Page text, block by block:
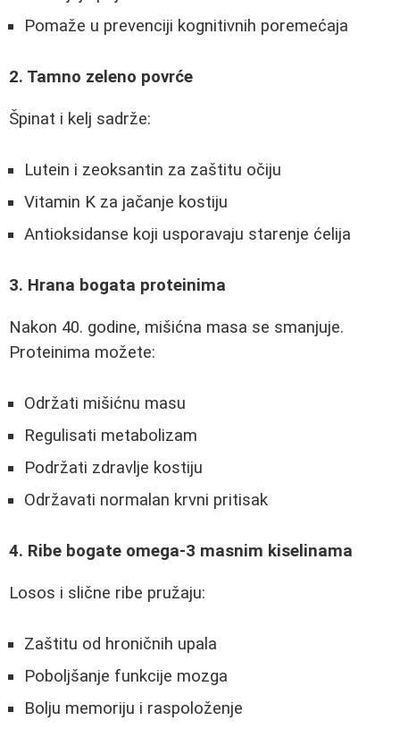
Pomaže u prevenciji kognitivnih poremećaja
2. Tamno zeleno povrće
Špinat i kelj sadrže:
Lutein i zeoksantin za zaštitu očiju
Vitamin K za jačanje kostiju
Antioksidanse koji usporavaju starenje ćelija
3. Hrana bogata proteinima
Nakon 40. godine, mišićna masa se smanjuje.
Proteinima možete:
Održati mišićnu masu
Regulisati metabolizam
Podržati zdravlje kostiju
Održavati normalan krvni pritisak
4. Ribe bogate omega-3 masnim kiselinama
Losos i slične ribe pružaju:
Zaštitu od hroničnih upala
Poboljšanje funkcije mozga
Bolju memoriju i raspoloženje